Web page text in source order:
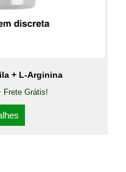
+ L-Arginina
Frete Grátis!